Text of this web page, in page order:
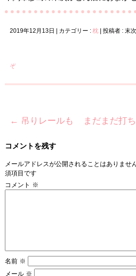
2019年12月13日 カテゴリー : 枕 投稿者 : 末
ぞ
← 吊りレールも まだまだ打
コメントを残す
メールアドレスが公開されることはありません
須項目です
コメント ※
名前 ※
メール ※